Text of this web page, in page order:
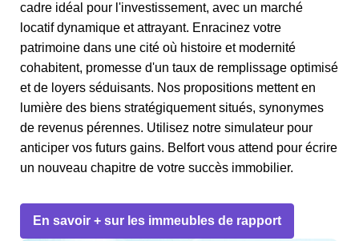
cadre idéal pour l'investissement, avec un marché
locatif dynamique et attrayant. Enracinez votre
patrimoine dans une cité où histoire et modernité
cohabitent, promesse d'un taux de remplissage optimisé
et de loyers séduisants. Nos propositions mettent en
lumière des biens stratégiquement situés, synonymes
de revenus pérennes. Utilisez notre simulateur pour
anticiper vos futurs gains. Belfort vous attend pour écrire
un nouveau chapitre de votre succès immobilier.
En savoir + sur les immeubles de rapport